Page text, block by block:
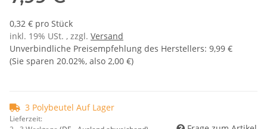
0,32 € pro Stück
inkl. 19% USt. , zzgl. Versand
Unverbindliche Preisempfehlung des Herstellers: 9,99 €
(Sie sparen 20.02%, also 2,00 €)
3 Polybeutel Auf Lager
Lieferzeit: